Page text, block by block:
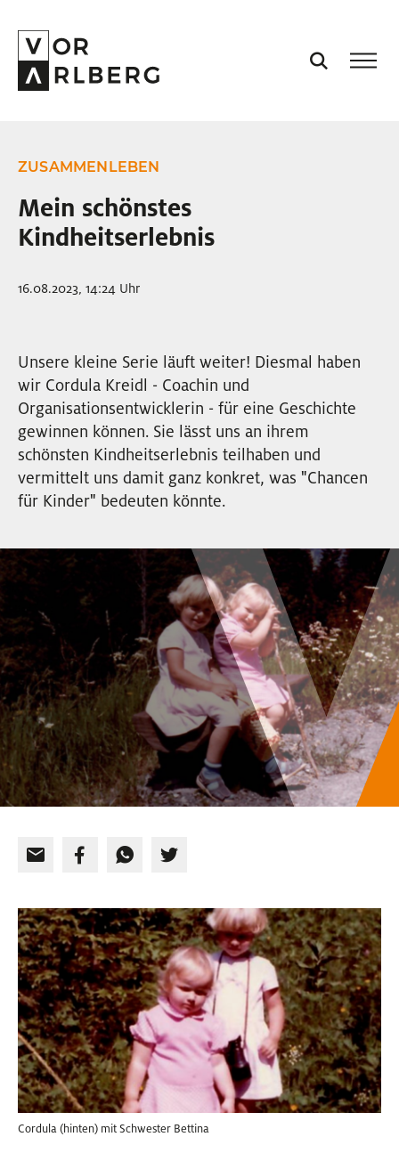
PROJEKTE
VISION
EVENTS
NEWSLETTER
ZUSAMMENLEBEN
Mein schönstes
Kindheitserlebnis
16.08.2023, 14:24 Uhr
Unsere kleine Serie läuft weiter! Diesmal haben
wir Cordula Kreidl - Coachin und
Organisationsentwicklerin - für eine Geschichte
gewinnen können. Sie lässt uns an ihrem
schönsten Kindheitserlebnis teilhaben und
vermittelt uns damit ganz konkret, was "Chancen
für Kinder" bedeuten könnte.
Cordula (hinten) mit Schwester Bettina